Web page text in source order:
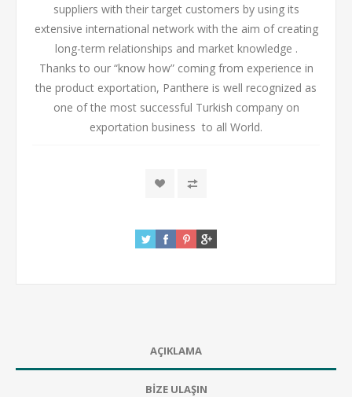
suppliers with their target customers by using its
extensive international network with the aim of creating
long-term relationships and market knowledge .
Thanks to our “know how” coming from experience in
the product exportation, Panthere is well recognized as
one of the most successful Turkish company on
exportation business to all World.
AÇIKLAMA
BİZE ULAŞIN